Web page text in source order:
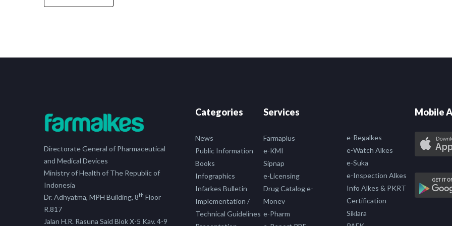
Directorate General of Pharmaceutical
and Medical Devices
Ministry of Health of The Republic of
Indonesia
Dr. Adhyatma, MPH Building, 8th Floor
R.817
Jalan H.R. Rasuna Said Blok X-5 Kav. 4-9
Categories
News
Public Information
Books
Infographics
Infarkes Bulletin
Implementation /
Technical Guidelines
Services
Farmaplus
e-KMI
Sipnap
e-Licensing
Drug Catalog e-
Monev
e-Pharm
e-Regalkes
e-Watch Alkes
e-Suka
e-Inspection Alkes
Info Alkes & PKRT
Certification
Siklara
Mobile